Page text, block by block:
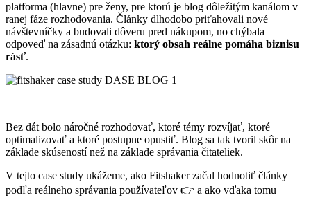
platforma (hlavne) pre ženy, pre ktorú je blog dôležitým kanálom v
ranej fáze rozhodovania. Články dlhodobo priťahovali nové
návštevníčky a budovali dôveru pred nákupom, no chýbala
odpoveď na zásadnú otázku: ktorý obsah reálne pomáha biznisu
rásť.
Bez dát bolo náročné rozhodovať, ktoré témy rozvíjať, ktoré
optimalizovať a ktoré postupne opustiť. Blog sa tak tvoril skôr na
základe skúseností než na základe správania čitateliek.
V tejto case study ukážeme, ako Fitshaker začal hodnotiť články
podľa reálneho správania používateľov 👉 a ako vďaka tomu